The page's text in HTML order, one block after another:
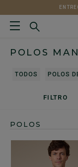
POLOS
TODOS POLOS
POLOS
FILTRO